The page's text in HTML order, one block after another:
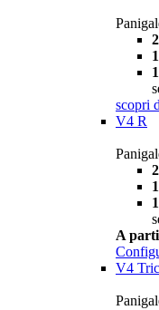
scopri
V4 R
A
V4